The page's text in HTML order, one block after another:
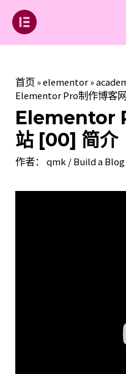
首页 »elementor »
Elementor Pro制作博客
Elementor
站 [00] 简介
作者： qmk / Build a